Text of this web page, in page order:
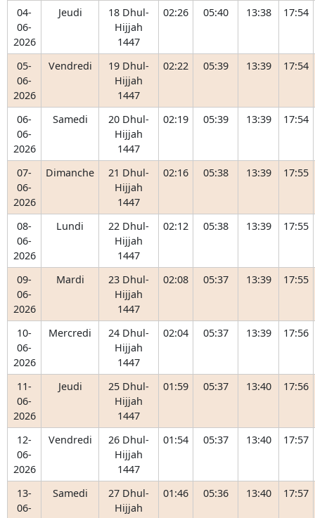
04-
06-
2026
Jeudi
18 Dhul-
Hijjah
1447
02:26 05:40 13:38 17:54
05-
06-
2026
Vendredi
19 Dhul-
Hijjah
1447
02:22 05:39 13:39 17:54
06-
06-
2026
Samedi
20 Dhul-
Hijjah
1447
02:19 05:39 13:39 17:54
07-
06-
2026
Dimanche
21 Dhul-
Hijjah
1447
02:16 05:38 13:39 17:55
08-
06-
2026
Lundi
22 Dhul-
Hijjah
1447
02:12 05:38 13:39 17:55
09-
06-
2026
Mardi
23 Dhul-
Hijjah
1447
02:08 05:37 13:39 17:55
10-
06-
2026
Mercredi
24 Dhul-
Hijjah
1447
02:04 05:37 13:39 17:56
11-
06-
2026
Jeudi
25 Dhul-
Hijjah
1447
01:59 05:37 13:40 17:56
12-
06-
2026
Vendredi
26 Dhul-
Hijjah
1447
01:54 05:37 13:40 17:57
13-
06-
Samedi
27 Dhul-
Hijjah
01:46 05:36 13:40 17:57